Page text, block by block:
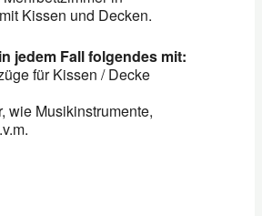
Kissen und Decken.
jedem Fall folgendes mit:
für Kissen / Decke
wie Musikinstrumente,